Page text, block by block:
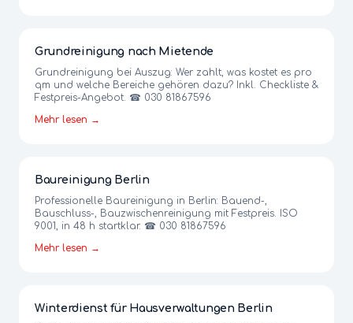
Grundreinigung nach Mietende
Grundreinigung bei Auszug: Wer zahlt, was kostet es pro
qm und welche Bereiche gehören dazu? Inkl. Checkliste &
Festpreis-Angebot. ☎ 030 81867596
Mehr lesen →
Baureinigung Berlin
Professionelle Baureinigung in Berlin: Bauend-,
Bauschluss-, Bauzwischenreinigung mit Festpreis. ISO
9001, in 48 h startklar. ☎ 030 81867596
Mehr lesen →
Winterdienst für Hausverwaltungen Berlin